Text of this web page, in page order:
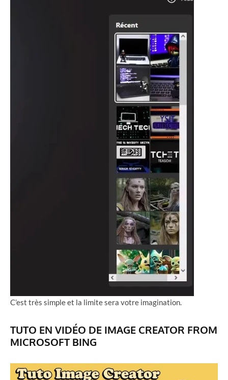
C’est très simple et la limite sera votre imagination.
TUTO EN VIDÉO DE IMAGE CREATOR FROM
MICROSOFT BING